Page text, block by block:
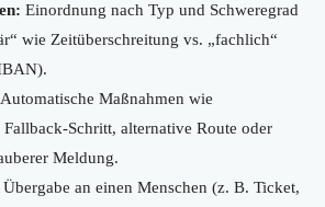
Einordnung nach Typ und Schweregrad
wie Zeitüberschreitung vs. „fachlich“
Automatische Maßnahmen wie
Schritt, alternative Route oder
Meldung.
Übergabe an einen Menschen (z. B. Ticket,